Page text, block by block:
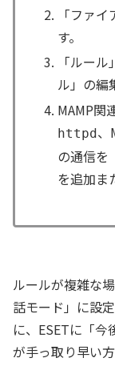
「ファ
す。
「ルー
ル」の編
MAMP関
httpd、
の通信を
を追加ま
ルールが複雑な
話モード」に設
に、ESETに「
が手っ取り早い方